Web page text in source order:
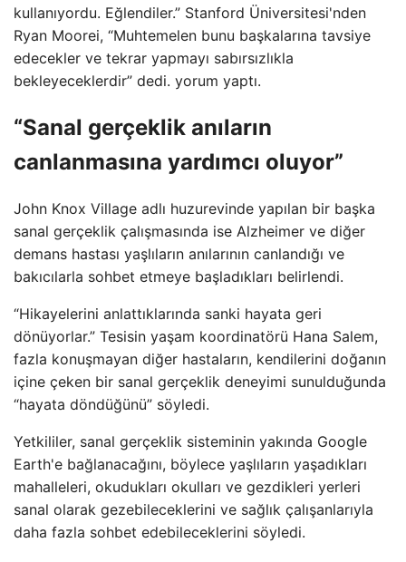
kullanıyordu. Eğlendiler.” Stanford Üniversitesi'nden
Ryan Moorei, “Muhtemelen bunu başkalarına tavsiye
edecekler ve tekrar yapmayı sabırsızlıkla
bekleyeceklerdir” dedi. yorum yaptı.
“Sanal gerçeklik anıların
canlanmasına yardımcı oluyor”
John Knox Village adlı huzurevinde yapılan bir başka
sanal gerçeklik çalışmasında ise Alzheimer ve diğer
demans hastası yaşlıların anılarının canlandığı ve
bakıcılarla sohbet etmeye başladıkları belirlendi.
“Hikayelerini anlattıklarında sanki hayata geri
dönüyorlar.” Tesisin yaşam koordinatörü Hana Salem,
fazla konuşmayan diğer hastaların, kendilerini doğanın
içine çeken bir sanal gerçeklik deneyimi sunulduğunda
“hayata döndüğünü” söyledi.
Yetkililer, sanal gerçeklik sisteminin yakında Google
Earth'e bağlanacağını, böylece yaşlıların yaşadıkları
mahalleleri, okudukları okulları ve gezdikleri yerleri
sanal olarak gezebileceklerini ve sağlık çalışanlarıyla
daha fazla sohbet edebileceklerini söyledi.